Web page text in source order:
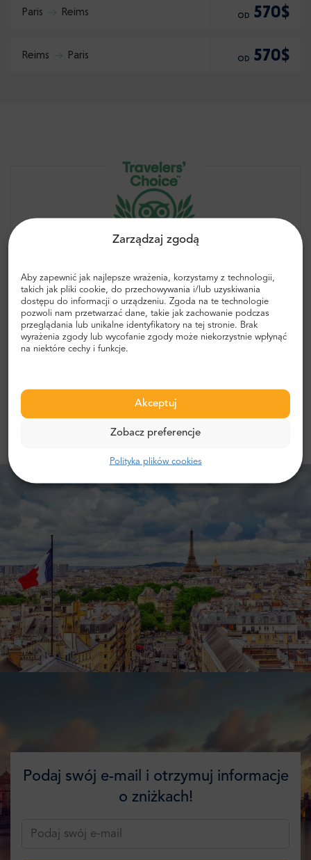
Zarządzaj zgodą
Aby zapewnić jak najlepsze wrażenia, korzystamy z technologii,
takich jak pliki cookie, do przechowywania i/lub uzyskiwania
dostępu do informacji o urządzeniu. Zgoda na te technologie
pozwoli nam przetwarzać dane, takie jak zachowanie podczas
przeglądania lub unikalne identyfikatory na tej stronie. Brak
wyrażenia zgody lub wycofanie zgody może niekorzystnie wpłynąć
na niektóre cechy i funkcje.
Akceptuj
Zobacz preferencje
Polityka plików cookies
Paris Reims OD 570$
Reims Paris OD 570$
“Świetne doświadczenia warte swojej
ceny!”
Najlepsze z najlepszych
Więcej opinii
Podaj swój e-mail i otrzymuj informacje
o zniżkach!